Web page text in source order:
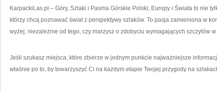
KarpackiLas.pl – Góry, Szlaki i Pasma Górskie Polski, Europy i Świata to nie
którzy chcą poznawać świat z perspektywy szlaków. To pasja zamieniona w
wyżej, niezależnie od tego, czy marzysz o zdobyciu wymagających szczytów
Jeśli szukasz miejsca, które zbierze w jednym punkcie najważniejsze
właśnie po to, by towarzyszyć Ci na każdym etapie Twojej przygody na